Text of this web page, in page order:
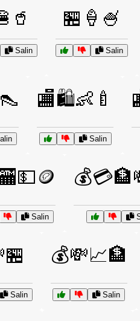
Salin
🏪🍦🍧
Salin
🏬🛍️👶🍼
Salin
Salin
Salin
💰💸📈🏦
Salin